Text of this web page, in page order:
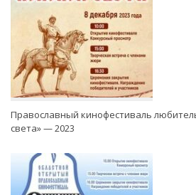
Православный кинофестиваль
света» — 2023